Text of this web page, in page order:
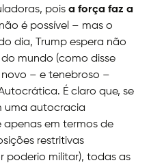
pois a força faz a
é possível – mas o
dia, Trump espera não
mundo (como disse
novo – e tenebroso –
É claro que, se
uma autocracia
apenas em termos de
restritivas
poderio militar), todas as